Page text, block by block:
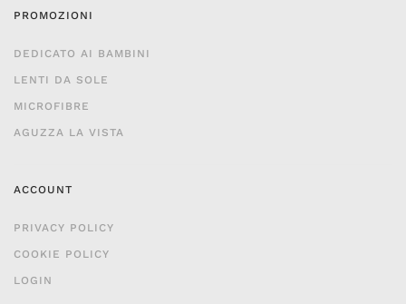
PROMOZIONI
DEDICATO AI BAMBINI
LENTI DA SOLE
MICROFIBRE
AGUZZA LA VISTA
ACCOUNT
PRIVACY POLICY
COOKIE POLICY
LOGIN